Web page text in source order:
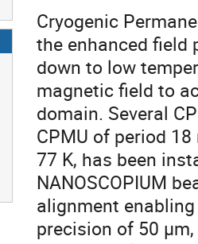
Cryogenic
the enhanced field
down to low
magnetic field to
domain. Several
CPMU of period
77 K, has been
NANOSCOPIUM
alignment
precision of 50